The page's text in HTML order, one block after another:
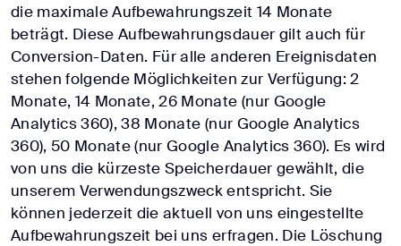
die maximale Aufbewahrungszeit 14 Monate
beträgt. Diese Aufbewahrungsdauer gilt auch für
Conversion-Daten. Für alle anderen Ereignisdaten
stehen folgende Möglichkeiten zur Verfügung: 2
Monate, 14 Monate, 26 Monate (nur Google
Analytics 360), 38 Monate (nur Google Analytics
360), 50 Monate (nur Google Analytics 360). Es wird
von uns die kürzeste Speicherdauer gewählt, die
unserem Verwendungszweck entspricht. Sie
können jederzeit die aktuell von uns eingestellte
Aufbewahrungszeit bei uns erfragen. Die Löschung